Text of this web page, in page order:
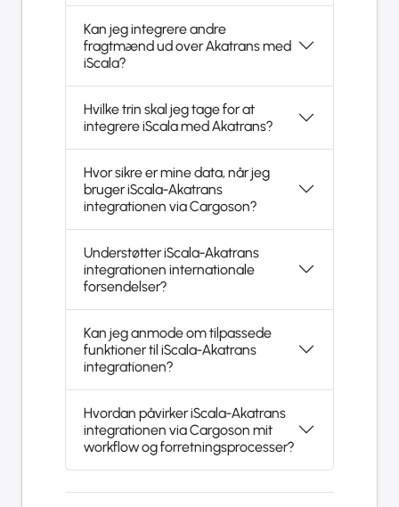
Kan jeg integrere andre
fragtmænd ud over Akatrans med
iScala?
Hvilke trin skal jeg tage for at
integrere iScala med Akatrans?
Hvor sikre er mine data, når jeg
bruger iScala-Akatrans
integrationen via Cargoson?
Understøtter iScala-Akatrans
integrationen internationale
forsendelser?
Kan jeg anmode om tilpassede
funktioner til iScala-Akatrans
integrationen?
Hvordan påvirker iScala-Akatrans
integrationen via Cargoson mit
workflow og forretningsprocesser?